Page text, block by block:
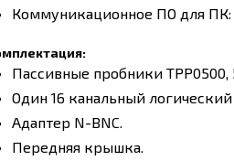
Коммуникационное ПО для ПК:
Пассивные пробники TPP0500,
Один 16 канальный
Адаптер N-BNC.
Передняя крышка.